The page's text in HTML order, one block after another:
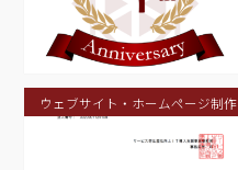
ウェブサイト・ホームページ制作